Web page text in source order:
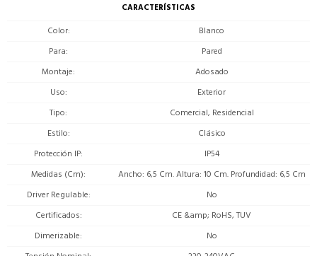
CARACTERÍSTICAS
Color
Blanco
Para
Pared
Montaje
Adosado
Uso
Exterior
Tipo
Comercial, Residencial
Estilo
Clásico
Protección IP
IP54
Medidas (Cm)
Ancho: 6,5 Cm. Altura: 10 Cm. Profundidad: 6,5 Cm
Driver Regulable
No
Certificados
CE &amp; RoHS, TUV
Dimerizable
No